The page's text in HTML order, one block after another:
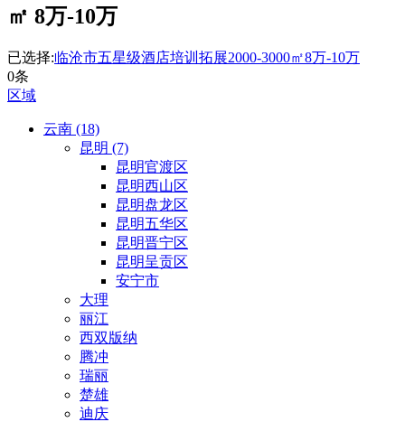
㎡ 8万-10万
已选择:临沧市五星级酒店培训拓展2000-3000㎡8万-10万
0条
区域
云南 (18)
昆明 (7)
昆明官渡区
昆明西山区
昆明盘龙区
昆明五华区
昆明晋宁区
昆明呈贡区
安宁市
大理
丽江
西双版纳
腾冲
瑞丽
楚雄
迪庆